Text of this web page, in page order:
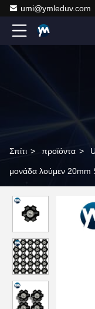
umi@ymleduv.com
Σπίτι > προϊόντα >
μονάδα λούμεν 20mm